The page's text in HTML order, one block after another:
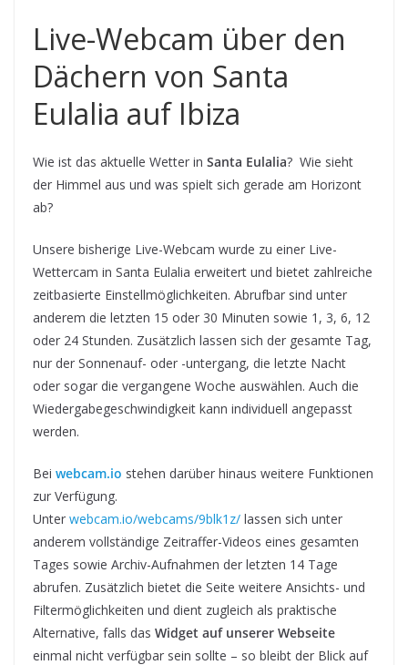
Live-Webcam über den
Dächern von Santa
Eulalia auf Ibiza
Wie ist das aktuelle Wetter in Santa Eulalia? Wie sieht
der Himmel aus und was spielt sich gerade am Horizont
ab?
Unsere bisherige Live-Webcam wurde zu einer Live-
Wettercam in Santa Eulalia erweitert und bietet zahlreiche
zeitbasierte Einstellmöglichkeiten. Abrufbar sind unter
anderem die letzten 15 oder 30 Minuten sowie 1, 3, 6, 12
oder 24 Stunden. Zusätzlich lassen sich der gesamte Tag,
nur der Sonnenauf- oder -untergang, die letzte Nacht
oder sogar die vergangene Woche auswählen. Auch die
Wiedergabegeschwindigkeit kann individuell angepasst
werden.
Bei webcam.io stehen darüber hinaus weitere Funktionen
zur Verfügung.
Unter webcam.io/webcams/9blk1z/ lassen sich unter
anderem vollständige Zeitraffer-Videos eines gesamten
Tages sowie Archiv-Aufnahmen der letzten 14 Tage
abrufen. Zusätzlich bietet die Seite weitere Ansichts- und
Filtermöglichkeiten und dient zugleich als praktische
Alternative, falls das Widget auf unserer Webseite
einmal nicht verfügbar sein sollte – so bleibt der Blick auf